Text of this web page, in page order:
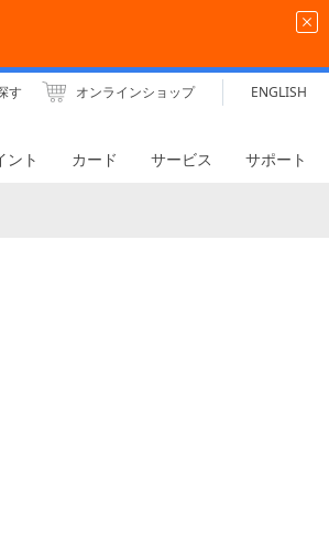
す オンラインショップ ENGLISH
ント カード サービス サポート